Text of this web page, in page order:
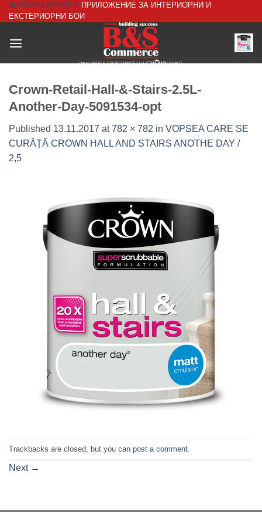
Skip
to
MYROOM-PAINTER ПРИЛОЖЕНИЕ ЗА ИНТЕРИОРНИ И
ЕКСТЕРИОРНИ БОИ
Crown-Retail-Hall-&-Stairs-2.5L-
Another-Day-5091534-opt
Published 13.11.2017 at782 × 782 in VOPSEA CARE SE
CURĂȚĂ CROWN HALL AND STAIRS ANOTHE DAY /
2,5
Trackbacks are closed, but you can post a comment
Next →